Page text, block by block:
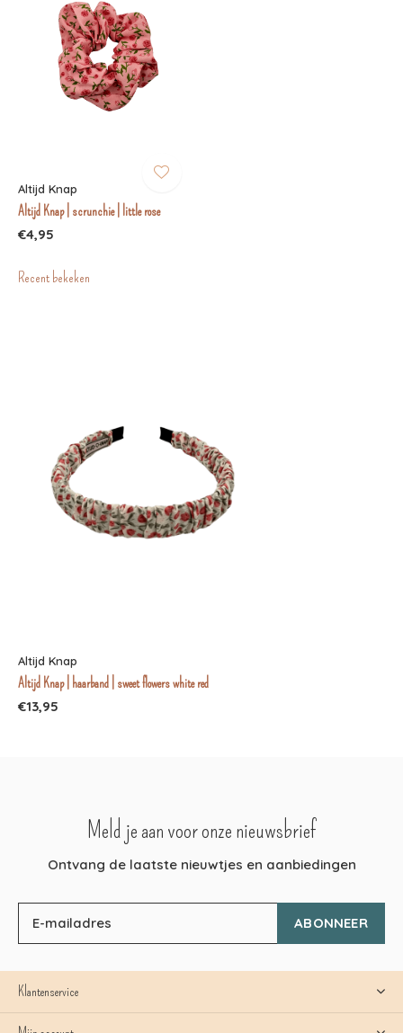
Altijd Knap
Altijd Knap | scrunchie | little rose
€4,95
Recent bekeken
Altijd Knap
Altijd Knap | haarband | sweet flowers white red
€13,95
Meld je aan voor onze nieuwsbrief
Ontvang de laatste nieuwtjes en aanbiedingen
ABONNEER
Klantenservice